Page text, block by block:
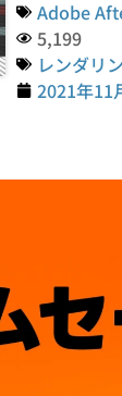
Adobe
5,199
レンダリ
2021年11